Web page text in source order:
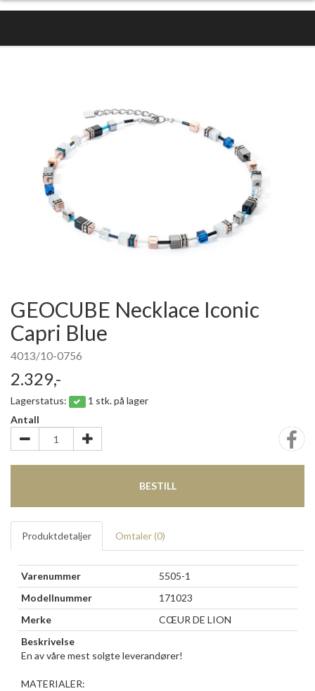
GEOCUBE Necklace Iconic
Capri Blue
4013/10-0756
2.329,-
Lagerstatus:
1 stk. på lager
Antall
BESTILL
Produktdetaljer Omtaler (0)
Varenummer
5505-1
Modellnummer
171023
Merke
CŒUR DE LION
Beskrivelse
En av våre mest solgte leverandører!
MATERIALER: